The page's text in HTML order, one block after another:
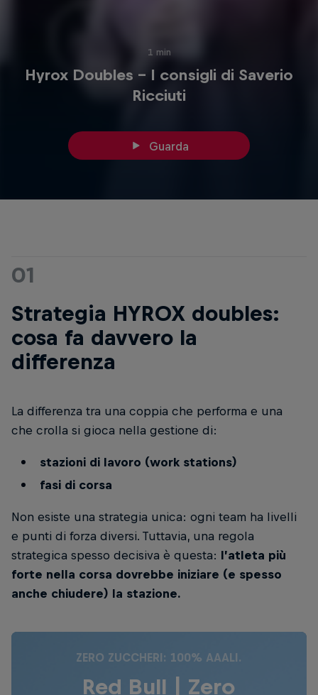
1 min
Hyrox Doubles - I consigli di Saverio
Ricciuti
Guarda
01
Strategia HYROX doubles:
cosa fa davvero la
differenza
La differenza tra una coppia che performa e una
che crolla si gioca nella gestione di:
stazioni di lavoro (work stations)
fasi di corsa
Non esiste una strategia unica: ogni team ha livelli
e punti di forza diversi. Tuttavia, una regola
strategica spesso decisiva è questa: l’atleta più
forte nella corsa dovrebbe iniziare (e spesso
anche chiudere) la stazione.
ZERO ZUCCHERI: 100% AAALI.
Red Bull | Zero